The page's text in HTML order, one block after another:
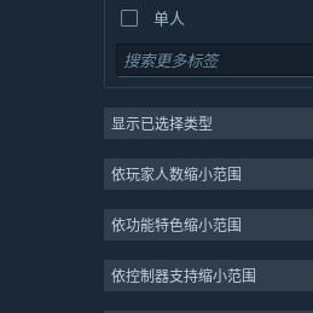
单人
模拟
策略
2D
3D
免费开玩
显示已选择类型
依玩家人数缩小范围
依功能特色缩小范围
依控制器支持缩小范围